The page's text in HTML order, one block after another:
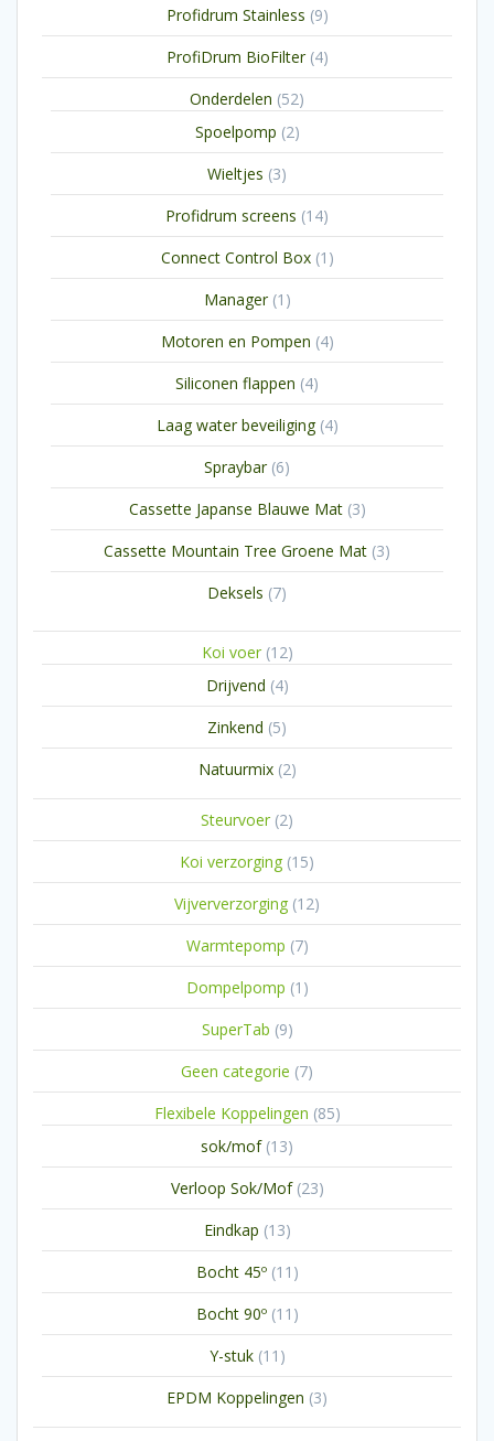
Profidrum Stainless 99
producten
ProfiDrum BioFilter 44
producten
Onderdelen 5252
Spoelpomp 22
producten
Wieltjes 33
producten
Profidrum screens 1414
producten
Connect Control Box 1 1
product
Manager 1 1
product
Motoren en Pompen 44
producten
Siliconen flappen 44
producten
Laag water beveiliging 44
producten
Spraybar 66
producten
Cassette Japanse Blauwe Mat 33
producten
Cassette Mountain Tree Groene Mat 33
producten
Deksels 77
Koi voer 1212
Drijvend 44
producten
Zinkend 55
producten
Natuurmix 22
Steurvoer 22
producten
Koi verzorging 1515
producten
Vijververzorging 1212
producten
Warmtepomp 77
producten
Dompelpomp 1 1
product
SuperTab 99
producten
Geen categorie 77
producten
Flexibele Koppelingen 8585
sok/mof 1313
producten
Verloop Sok/Mof 2323
producten
Eindkap 1313
producten
Bocht 45º 11 11
producten
Bocht 90º 11 11
producten
Y-stuk 11 11
producten
EPDM Koppelingen 33